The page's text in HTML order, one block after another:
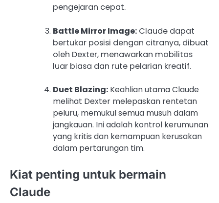
pengejaran cepat.
Battle Mirror Image: Claude dapat
bertukar posisi dengan citranya, dibuat
oleh Dexter, menawarkan mobilitas
luar biasa dan rute pelarian kreatif.
Duet Blazing: Keahlian utama Claude
melihat Dexter melepaskan rentetan
peluru, memukul semua musuh dalam
jangkauan. Ini adalah kontrol kerumunan
yang kritis dan kemampuan kerusakan
dalam pertarungan tim.
Kiat penting untuk bermain
Claude